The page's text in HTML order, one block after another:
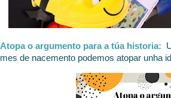
Atopa o argumento para a túa historia:
mes de nacemento podemos atopar unha